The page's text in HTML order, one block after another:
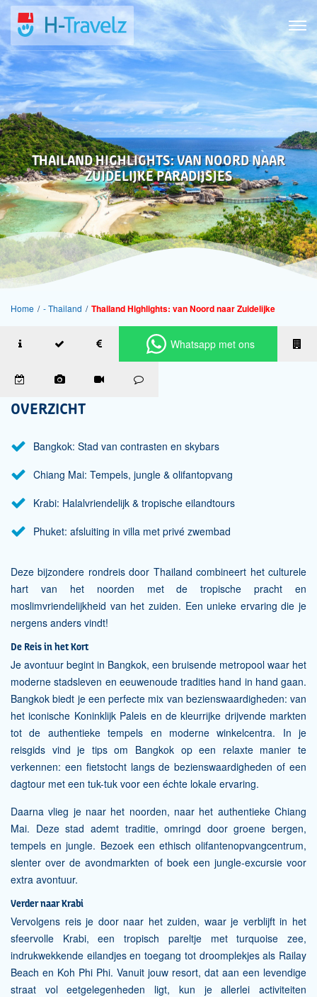
THAILAND HIGHLIGHTS: VAN NOORD NAAR
ZUIDELIJKE PARADIJSJES
Home / - Thailand / Thailand Highlights: van Noord naar Zuidelijke
paradijsjes Whatsapp met ons
OVERZICHT
Bangkok: Stad van contrasten en skybars
Chiang Mai: Tempels, jungle & olifantopvang
Krabi: Halalvriendelijk & tropische eilandtours
Phuket: afsluiting in villa met privé zwembad
Deze bijzondere rondreis door Thailand combineert het culturele
hart van het noorden met de tropische pracht en
moslimvriendelijkheid van het zuiden. Een unieke ervaring die je
nergens anders vindt!
De Reis in het Kort
Je avontuur begint in Bangkok, een bruisende metropool waar het
moderne stadsleven en eeuwenoude tradities hand in hand gaan.
Bangkok biedt je een perfecte mix van bezienswaardigheden: van
het iconische Koninklijk Paleis en de kleurrijke drijvende markten
tot de authentieke tempels en moderne winkelcentra. In je
reisgids vind je tips om Bangkok op een relaxte manier te
verkennen: een fietstocht langs de bezienswaardigheden of een
dagtour met een tuk-tuk voor een échte lokale ervaring.
Daarna vlieg je naar het noorden, naar het authentieke Chiang
Mai. Deze stad ademt traditie, omringd door groene bergen,
tempels en jungle. Bezoek een ethisch olifantenopvangcentrum,
slenter over de avondmarkten of boek een jungle-excursie voor
extra avontuur.
Verder naar Krabi
Vervolgens reis je door naar het zuiden, waar je verblijft in het
sfeervolle Krabi, een tropisch pareltje met turquoise zee,
indrukwekkende eilandjes en toegang tot droomplekjes als Railay
Beach en Koh Phi Phi. Vanuit jouw resort, dat aan een levendige
straat vol eetgelegenheden ligt, kun je allerlei activiteiten